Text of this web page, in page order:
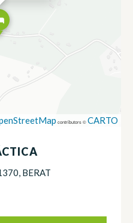
contributors ©CARTO
BERAT